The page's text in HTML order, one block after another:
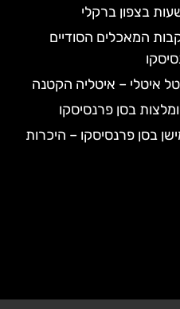
המאכלים הסודיים
איטלי – איטליה הקטנה
בסן פרנסיסקו
בסן פרנסיסקו – היכרות